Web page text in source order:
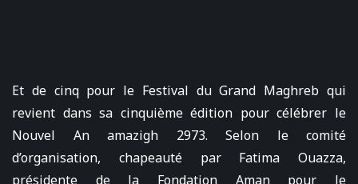
Et de cinq pour le Festival du Grand Maghreb qui
revient dans sa cinquième édition pour célébrer le
Nouvel An amazigh 2973. Selon le comité
d’organisation, chapeauté par Fatima Ouazza,